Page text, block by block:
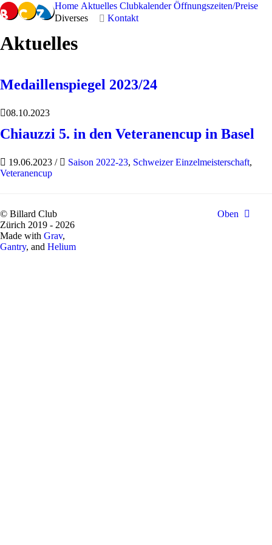
Home Aktuelles Clubkalender Öffnungszeiten/Preise
Diverses
Kontakt
Aktuelles
Medaillenspiegel 2023/24
08.10.2023
Chiauzzi 5. in den Veteranencup in Basel
19.06.2023 / Saison 2022-23, Schweizer Einzelmeisterschaft,
Veteranencup
© Billard Club
Zürich 2019 - 2026
Made with Grav,
Gantry, and Helium
Oben